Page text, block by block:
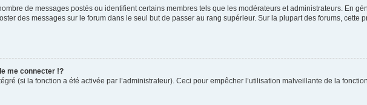
de messages postés ou identifient certains membres tels que les modérateurs et administrateurs. En
des messages sur le forum dans le seul but de passer au rang supérieur. Sur la plupart des forums, cette
me connecter !?
(si la fonction a été activée par l’administrateur). Ceci pour empêcher l’utilisation malveillante de la